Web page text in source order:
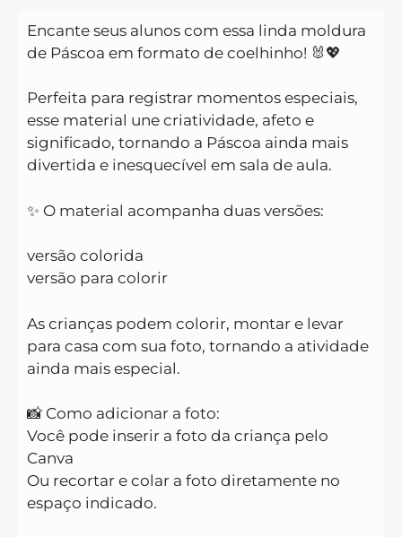
Encante seus alunos com essa linda moldura
de Páscoa em formato de coelhinho! 🐰💖
Perfeita para registrar momentos especiais,
esse material une criatividade, afeto e
significado, tornando a Páscoa ainda mais
divertida e inesquecível em sala de aula.
✨ O material acompanha duas versões:
versão colorida
versão para colorir
As crianças podem colorir, montar e levar
para casa com sua foto, tornando a atividade
ainda mais especial.
📸 Como adicionar a foto:
Você pode inserir a foto da criança pelo
Canva
Ou recortar e colar a foto diretamente no
espaço indicado.